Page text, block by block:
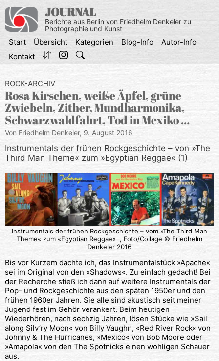
Inhalt
springen
JOURNAL
Berichte aus Berlin von Friedhelm Denkeler zu
Photographie und Kunst
Start Übersicht Kategorien Blog-Info
Autor-Info
Kontakt
ROCK-ARCHIV
Rosa Kirschen, weiße Äpfel, grüne
Zwiebeln, Zither, Mundharmonika,
Schwarzwaldfahrt, Tod in Mexiko …
Von Friedhelm Denkeler, 9. August 2016
Instrumentals der frühen Rockgeschichte – von »The
Third Man Theme« zum »Egyptian Reggae« (1)
Instrumentals der frühen Rockgeschichte – vom »The Third Man
Theme« zum «Egyptian Reggae« , Foto/Collage © Friedhelm
Denkeler 2016
Bis vor Kurzem dachte ich, das Instrumentalstück »Apache«
sei im Original von den »Shadows«. Zu einfach gedacht! Bei
der Recherche stieß ich dann auf weitere Instrumentals der
Pop- und Rockgeschichte aus den späten 1950er und den
frühen 1960er Jahren. Sie alle sind akustisch seit meiner
Jugend fest im Gehör verankert. Beim heutigen
Wiederhören, nach sechzig Jahren, lösen Stücke wie »Sail
along Silv’ry Moon« von Billy Vaughn, «Red River Rock« von
Johnny & The Hurricanes, »Mexico« von Bob Moore oder
»Amapola« von den The Spotnicks einen wohligen Schauer
aus.